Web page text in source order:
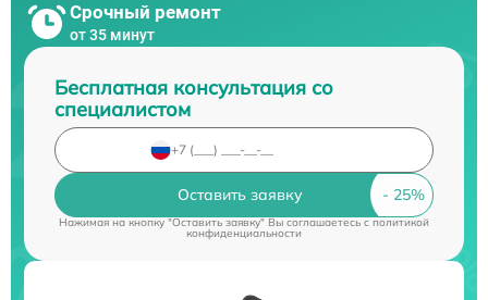
Срочный ремонт
от 35 минут
Бесплатная консультация со
специалистом
Оставить заявку
Нажимая на кнопку "Оставить заявку" Вы соглашаетесь cполитикой
конфиденциальности